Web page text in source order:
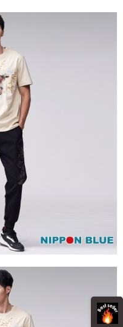
遇審核未通過，訂單將自動取
達大哥付你分期系統評分，恕無
」於每月結算日後寄送繳費提
碼／台灣大直營門市／銀行轉
費。
以下簡稱本公司）所提供，讓
務，並由商店將買賣／分期付款
司帳單繳交帳款。
關係目的，商店將以您的個人
大哥大進項蒐集、處理及利用，
確認、核對及更正。
https://oppay.tw/userRule
值。
帳。
，將跳轉至「AFTEE先享後付」
完成結帳。
訊。
訊中的連結，可透過四大超商／
視為交易完成。
，但若您需要取消訂單，請聯絡
視為有效，需透過AFTEE先享
結帳頁面顯示為準，若有關於
問，請聯繫「AFTEE先享後付
support/home
先享後付」服務完成之交
，並將交易相關給付款項請求債
址：
或監護人之同意方可使用
起之損失，本公司不負相關責
別帳號之用戶狀況，依本公司即
足之情形，本公司將視審查結果
費
費
費
費
費
查看運費